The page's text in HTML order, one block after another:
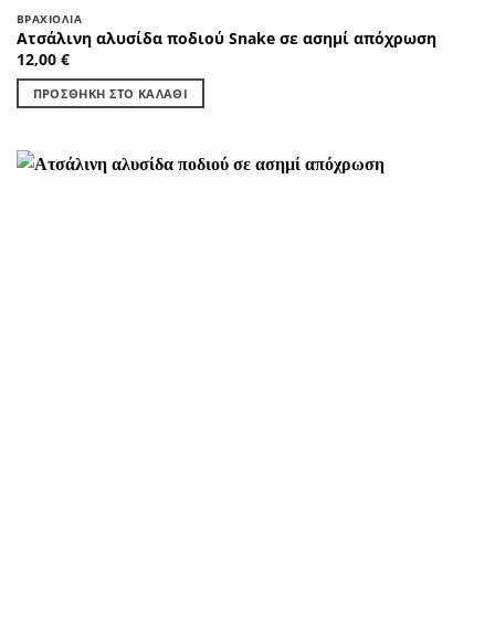
ΒΡΑΧΙΌΛΙΑ
Ατσάλινη αλυσίδα ποδιού Snake σε ασημί απόχρωση
12,00 €
ΠΡΟΣΘΉΚΗ ΣΤΟ ΚΑΛΆΘΙ